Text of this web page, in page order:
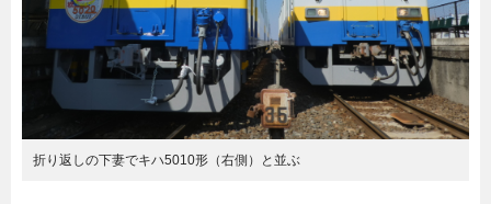
折り返しの下妻でキハ5010形（右側）と並ぶ